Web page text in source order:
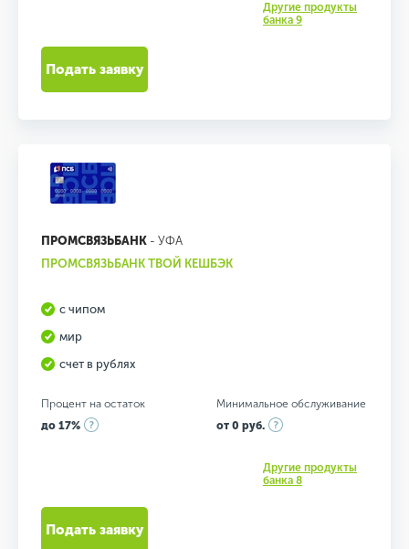
Другие продукты
банка 9
Подать заявку
ПРОМСВЯЗЬБАНК - УФА
ПРОМСВЯЗЬБАНК ТВОЙ КЕШБЭК
с чипом
мир
счет в рублях
Процент на остаток
до 17%
Минимальное обслуживание
от 0 руб.
Другие продукты
банка 8
Подать заявку